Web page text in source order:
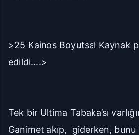
>25 Kainos Boyutsal Kaynak
edildi....>
Tek bir Ultima Tabaka’sı
Ganimet akıp, giderken, bunu